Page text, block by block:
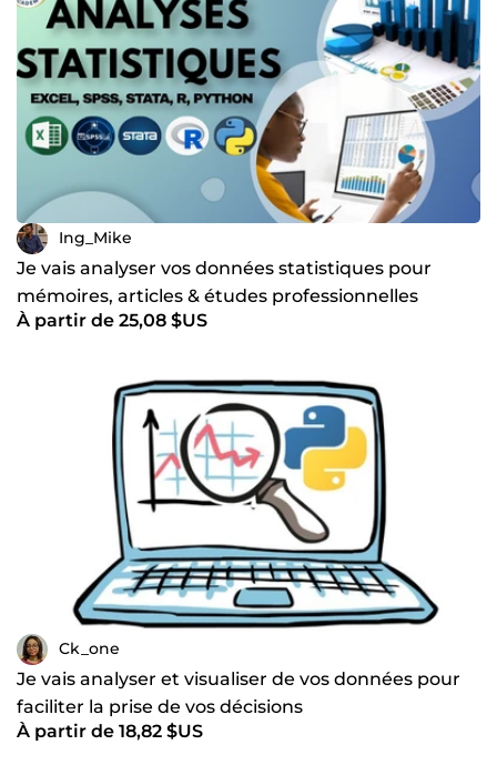
Ing_Mike
Je vais analyser vos données statistiques pour
mémoires, articles & études professionnelles
À partir de 25,08 $US
Ck_one
Je vais analyser et visualiser de vos données pour
faciliter la prise de vos décisions
À partir de 18,82 $US